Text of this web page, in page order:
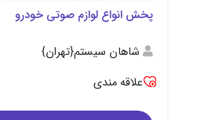
پخش انواع لوازم صوتی خودرو
شاهان سیستم{تهران}
علاقه مندی